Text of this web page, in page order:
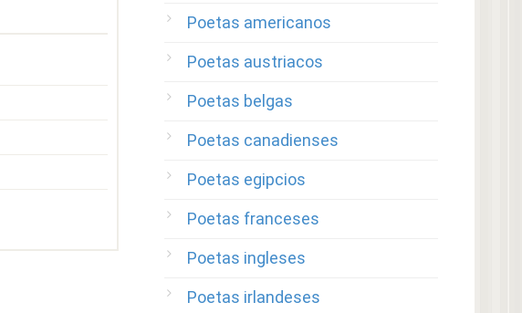
Poetas americanos
Poetas austriacos
Poetas belgas
Poetas canadienses
Poetas egipcios
Poetas franceses
Poetas ingleses
Poetas irlandeses